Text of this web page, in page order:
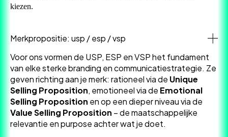
kiezen.
Merkpropositie: usp / esp / vsp
Voor ons vormen de USP, ESP en VSP het fundament
van elke sterke branding en communicatiestrategie. Ze
geven richting aan je merk: rationeel via de Unique
Selling Proposition, emotioneel via de Emotional
Selling Proposition en op een dieper niveau via de
Value Selling Proposition – de maatschappelijke
relevantie en purpose achter wat je doet.